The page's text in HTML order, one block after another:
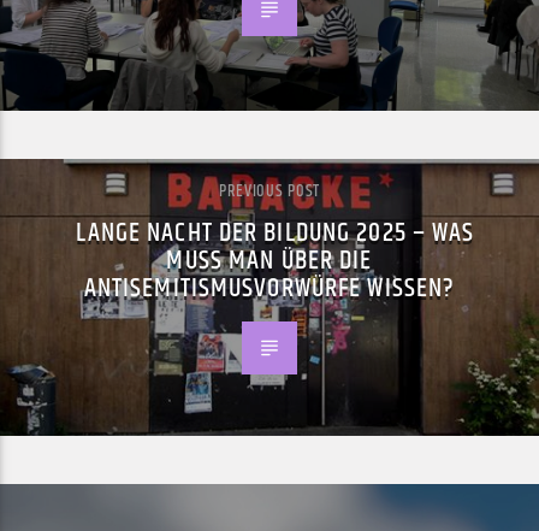
PREVIOUS POST
LANGE NACHT DER BILDUNG 2025 – WAS
MUSS MAN ÜBER DIE
ANTISEMITISMUSVORWÜRFE WISSEN?